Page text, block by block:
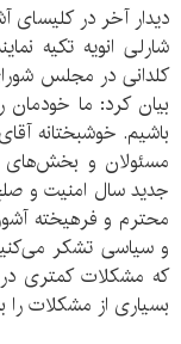
دیدار آخر در کلیسای
شارلی انویه تکیه
کلدانی در مجلس
بیان کرد: ما
باشیم. خوشبختانه
مسئولان و بخش‌های
جدید سال امنیت و
محترم و فرهیخته
و سیاسی تشکر
که مشکلات کمتری در
بسیاری از مشکلات